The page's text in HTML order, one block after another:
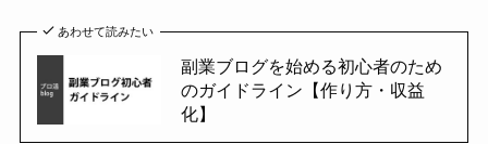
あわせて読みたい
副業ブログを始める初心者のため
のガイドライン【作り方・収益
化】